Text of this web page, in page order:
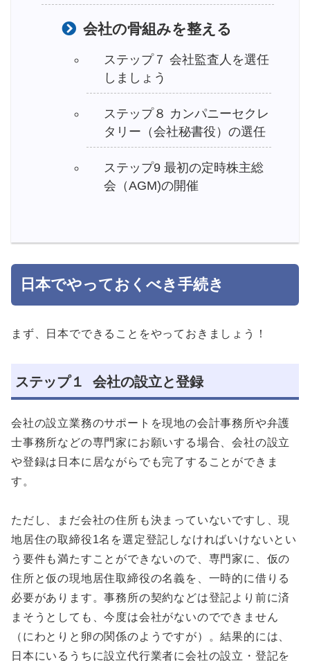
会社の骨組みを整える
ステップ７ 会社監査人を選任
しましょう
ステップ８ カンパニーセクレ
タリー（会社秘書役）の選任
ステップ9 最初の定時株主総
会（AGM)の開催
日本でやっておくべき手続き
まず、日本でできることをやっておきましょう！
ステップ１ 会社の設立と登録
会社の設立業務のサポートを現地の会計事務所や弁護
士事務所などの専門家にお願いする場合、会社の設立
や登録は日本に居ながらでも完了することができま
す。
ただし、まだ会社の住所も決まっていないですし、現
地居住の取締役1名を選定登記しなければいけないとい
う要件も満たすことができないので、専門家に、仮の
住所と仮の現地居住取締役の名義を、一時的に借りる
必要があります。事務所の契約などは登記より前に済
まそうとしても、今度は会社がないのでできません
（にわとりと卵の関係のようですが）。結果的には、
日本にいるうちに設立代行業者に会社の設立・登記を